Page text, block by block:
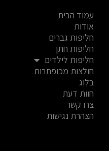
עמוד הבית
אודות
חליפות גברים
חליפות חתן
חליפות לילדים
חולצות מכופתרות
בלוג
חוות דעת
צרו קשר
הצהרת נגישות